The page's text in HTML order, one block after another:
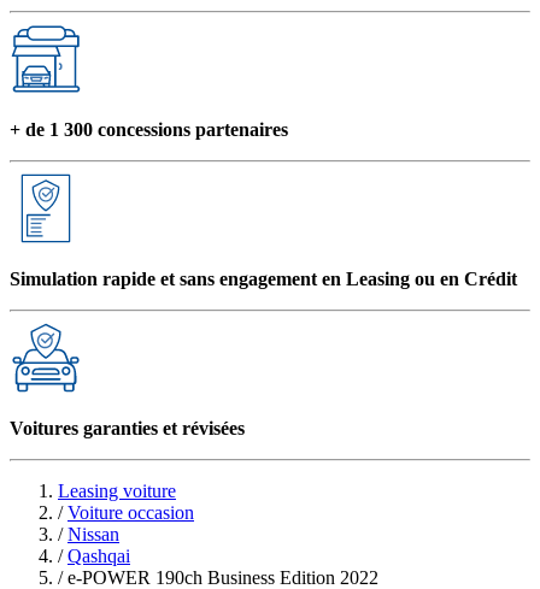
+ de 1 300 concessions partenaires
Simulation rapide et sans engagement en Leasing ou en Crédit
Voitures garanties et révisées
Leasing voiture
/ Voiture occasion
/ Nissan
/ Qashqai
/ e-POWER 190ch Business Edition 2022